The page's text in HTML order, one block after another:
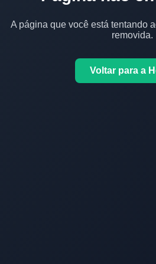
A página que você está tentando
removida.
Voltar para a